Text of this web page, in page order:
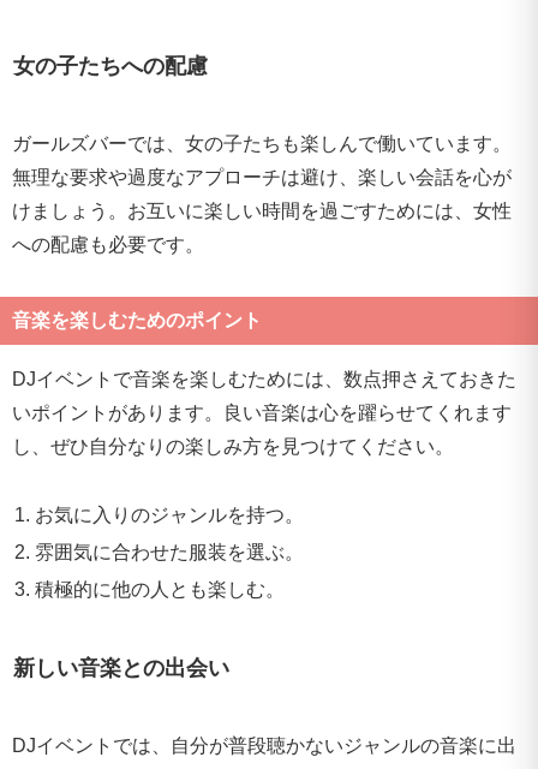
女の子たちへの配慮
ガールズバーでは、女の子たちも楽しんで働いています。
無理な要求や過度なアプローチは避け、楽しい会話を心が
けましょう。お互いに楽しい時間を過ごすためには、女性
への配慮も必要です。
音楽を楽しむためのポイント
DJイベントで音楽を楽しむためには、数点押さえておきた
いポイントがあります。良い音楽は心を躍らせてくれます
し、ぜひ自分なりの楽しみ方を見つけてください。
お気に入りのジャンルを持つ。
雰囲気に合わせた服装を選ぶ。
積極的に他の人とも楽しむ。
新しい音楽との出会い
DJイベントでは、自分が普段聴かないジャンルの音楽に出